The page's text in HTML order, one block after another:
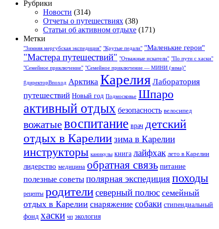
Рубрики
Новости (314)
Отчеты о путешествиях (38)
Статьи об активном отдыхе (171)
Метки
"Зимняя мергубская экспедиция" "Крутые педали" "Маленькие герои"
"Мастера путешествий" "Отважные искатели" "По пути с хаски"
"Семейное приключение" "Семейное приключение — МИНИ (зима)"
#директорВпоход Арктика Карелия Лаборатория
путешествий Новый год Подмосковье Шпаро
активный отдых безопасность велосипед
вожатые воспитание врач детский
отдых в Карелиизима в Карелии
инструкторы каникулы книга лайфхак лето в Карелии
лидерство медицина обратная связь питание
полезные советы полярная экспедицияпоходы
рецепты родителисеверный полюс семейный
отдых в Карелии снаряжение собаки стипендиальный
фонд хаски чп экология